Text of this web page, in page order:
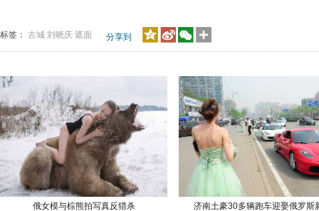
标签： 古城 刘晓庆 遮面 分享到
俄女模与棕熊拍写真反猎杀 济南土豪30多辆跑车迎娶俄罗斯